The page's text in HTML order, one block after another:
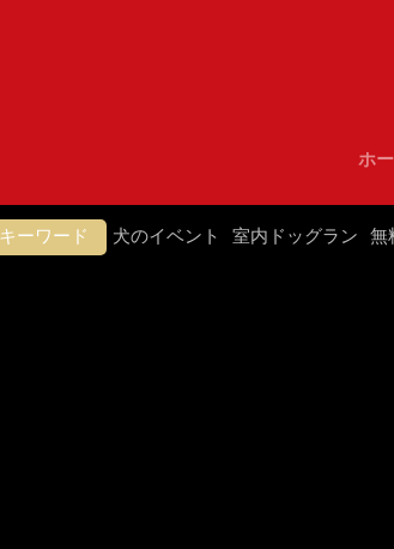
ホ
ーワード 犬のイベント 室内ドッグラン 無